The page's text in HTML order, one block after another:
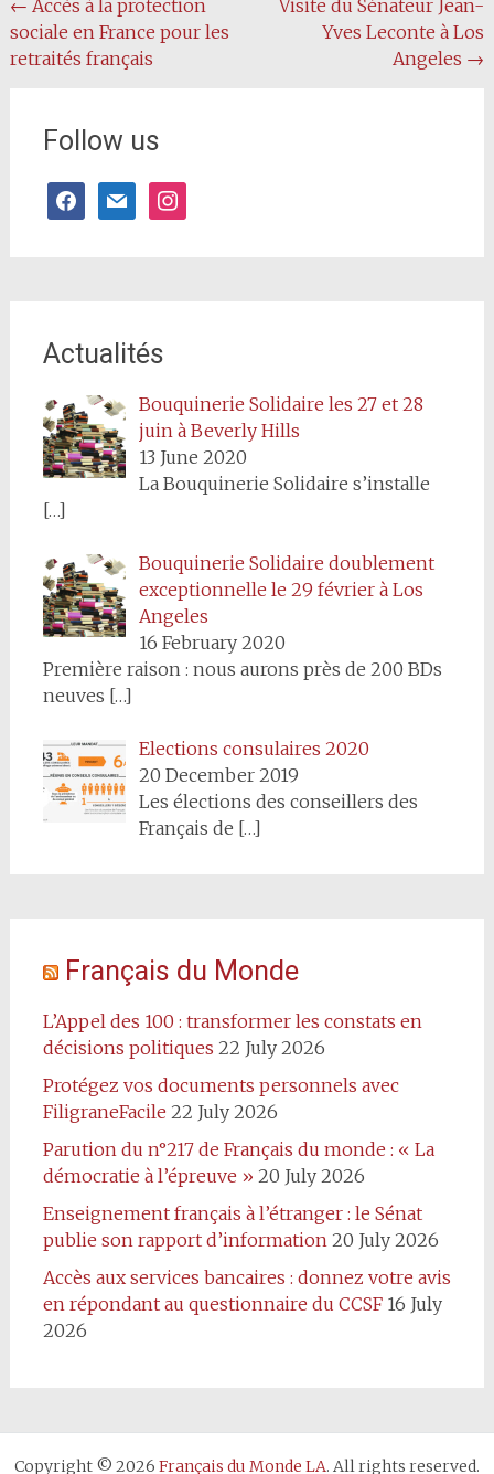
Post
navigation
← Accès à la protection
sociale en France pour les
retraités français
Visite du Sénateur Jean-
Yves Leconte à Los
Angeles →
Follow us
facebook
mail instagram
Actualités
Bouquinerie Solidaire les 27 et 28
juin à Beverly Hills
13 June 2020
La Bouquinerie Solidaire s’installe
[…]
Bouquinerie Solidaire doublement
exceptionnelle le 29 février à Los
Angeles
16 February 2020
Première raison : nous aurons près de 200 BDs
neuves […]
Elections consulaires 2020
20 December 2019
Les élections des conseillers des
Français de […]
Français du Monde
L’Appel des 100 : transformer les constats en
décisions politiques 22 July 2026
Protégez vos documents personnels avec
FiligraneFacile 22 July 2026
Parution du n°217 de Français du monde : « La
démocratie à l’épreuve » 20 July 2026
Enseignement français à l’étranger : le Sénat
publie son rapport d’information 20 July 2026
Accès aux services bancaires : donnez votre avis
en répondant au questionnaire du CCSF 16 July
2026
Copyright © 2026 Français du Monde LA. All rights reserved.